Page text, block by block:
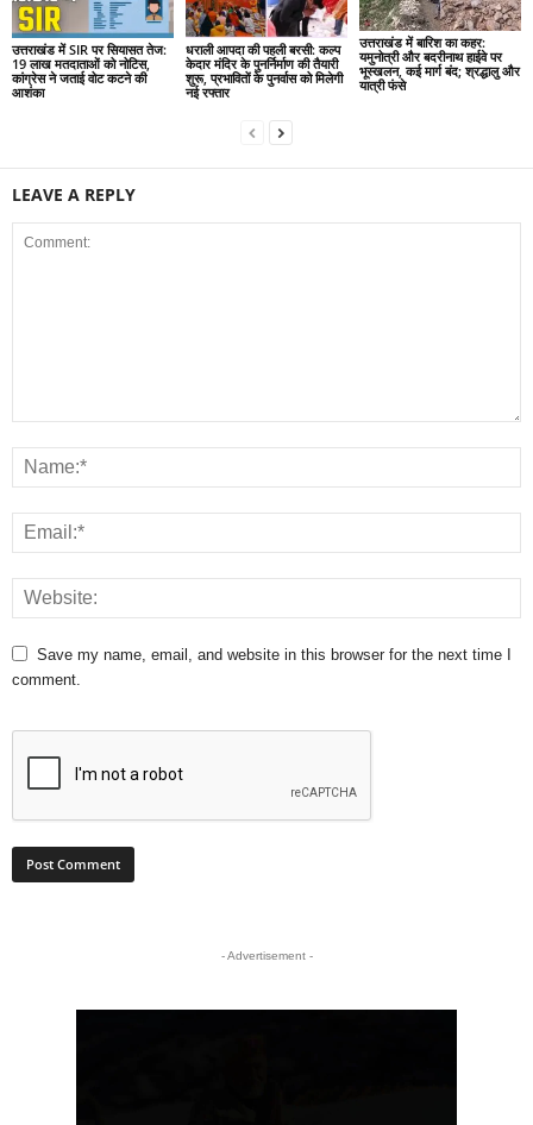
उत्तराखंड में SIR पर सियासत तेज:
19 लाख मतदाताओं को नोटिस,
कांग्रेस ने जताई वोट कटने की
आशंका
धराली आपदा की पहली बरसी: कल्प
केदार मंदिर के पुनर्निर्माण की तैयारी
शुरू, प्रभावितों के पुनर्वास को मिलेगी
नई रफ्तार
उत्तराखंड में बारिश का कहर:
यमुनोत्री और बदरीनाथ हाईवे पर
भूस्खलन, कई मार्ग बंद; श्रद्धालु और
यात्री फंसे
LEAVE A REPLY
Save my name, email, and website in this browser for the next time I
comment.
- Advertisement -